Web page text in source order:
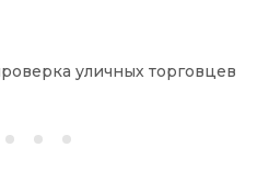
уличных торговцев